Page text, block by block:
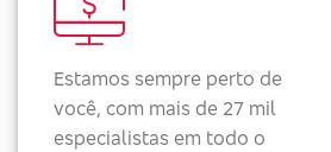
Estamos sempre perto de
você, com mais de 27 mil
especialistas em todo o